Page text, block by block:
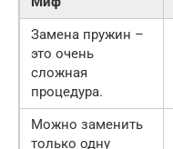
Замена пружин –
это очень
сложная
процедура.
Можно заменить
только одну